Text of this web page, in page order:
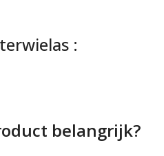
:
belangrijk?